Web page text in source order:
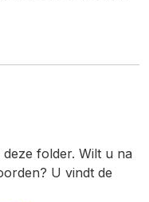
folder. Wilt u na
U vindt de